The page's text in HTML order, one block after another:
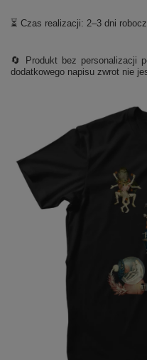
⏳ Czas realizacji: 2–3 dni
🔄 Produkt bez personalizacji
dodatkowego napisu zwrot nie